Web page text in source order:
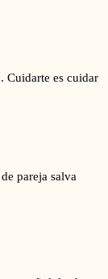
Cuidarte es cuidar
pareja salva